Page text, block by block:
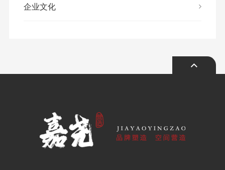
企业文化